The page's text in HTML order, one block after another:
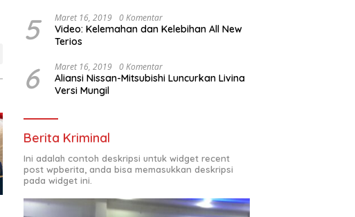
5 Maret 16, 2019 0 Komentar
Video: Kelemahan dan Kelebihan All New
Terios
6 Maret 16, 2019 0 Komentar
Aliansi Nissan-Mitsubishi Luncurkan Livina
Versi Mungil
Berita Kriminal
Ini adalah contoh deskripsi untuk widget recent
post wpberita, anda bisa memasukkan deskripsi
pada widget ini.